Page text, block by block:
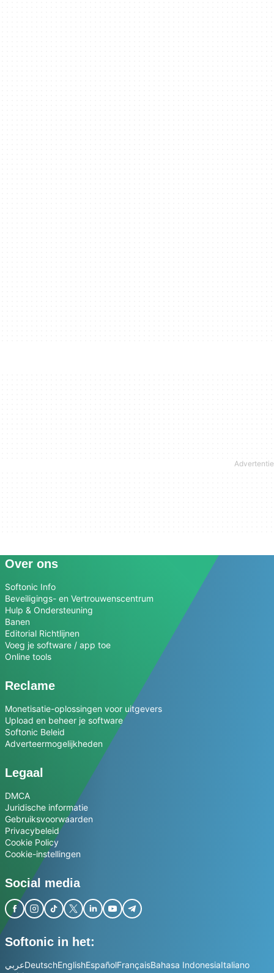
Over ons
Softonic Info
Beveiligings- en Vertrouwenscentrum
Hulp & Ondersteuning
Banen
Editorial Richtlijnen
Voeg je software / app toe
Online tools
Reclame
Monetisatie-oplossingen voor uitgevers
Upload en beheer je software
Softonic Beleid
Adverteermogelijkheden
Legaal
DMCA
Juridische informatie
Gebruiksvoorwaarden
Privacybeleid
Cookie Policy
Cookie-instellingen
Social media
Softonic in het:
عربيDeutschEnglishEspañolFrançaisBahasa IndonesiaItaliano